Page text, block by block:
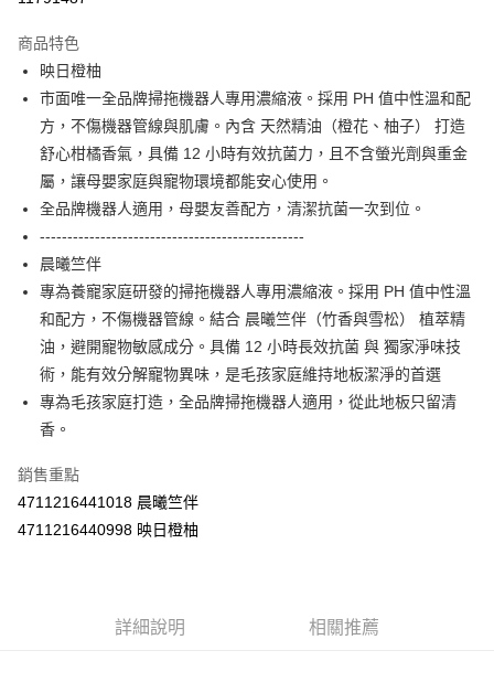
Apple Pay
街口支付
悠遊付
Google Pay
相關說明
【關於「AFTEE先享後付」】
AFTEE先享後付是「在收到商品之後才付款」的支付方式。 讓您購物簡單
便利好安心！
１．簡單：不需註冊會員、不需綁卡、不需儲值。
３．安心：先確認商品／服務後，再付款。
【「AFTEE先享後付」結帳流程】
１．於結帳方式選擇「AFTEE先享後付」後，將跳轉至「AFTEE先享後付」
２．訂單成立數日內，您將收到繳費通知簡訊。
３．收到繳費通知簡訊後14天內，點擊此簡訊中的連結，可透過四大超商／
ATM／網路銀行／等多元方式進行付款，方視為交易完成。
※ 請注意：結帳手續完成當下不需立刻繳費，但若您需要取消訂單，請聯絡
是否繳費成功／繳費後需取消欲退款等相關疑問，請聯繫「AFTEE先享後付
客戶支援中心」https://netprotections.freshdesk.com/support/home
ATM付款
運送方式
全家取貨付款
每筆NT$60，滿NT$590(含以上)免運費
7-11取貨付款
每筆NT$60，滿NT$590(含以上)免運費
商品特色
映日橙柚
市面唯一全品牌掃拖機器人專用濃縮液。採用 PH 值中性溫和配
方，不傷機器管線與肌膚。內含 天然精油（橙花、柚子） 打造
舒心柑橘香氣，具備 12 小時有效抗菌力，且不含螢光劑與重金
屬，讓母嬰家庭與寵物環境都能安心使用。
全品牌機器人適用，母嬰友善配方，清潔抗菌一次到位。
------------------------------------------------
晨曦竺伴
專為養寵家庭研發的掃拖機器人專用濃縮液。採用 PH 值中性溫
和配方，不傷機器管線。結合 晨曦竺伴（竹香與雪松） 植萃精
油，避開寵物敏感成分。具備 12 小時長效抗菌 與 獨家淨味技
術，能有效分解寵物異味，是毛孩家庭維持地板潔淨的首選
專為毛孩家庭打造，全品牌掃拖機器人適用，從此地板只留清
香。
銷售重點
4711216441018 晨曦竺伴
4711216440998 映日橙柚
詳細說明 相關推薦